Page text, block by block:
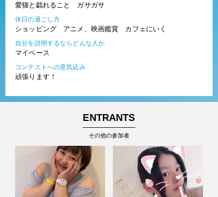
愛猫と戯れること ガサガサ
休日の過ごし方
ショッピング アニメ、映画鑑賞 カフェにいく
自分を説明するならどんな人か
マイペース
コンテストへの意気込み
頑張ります！
ENTRANTS
その他の参加者